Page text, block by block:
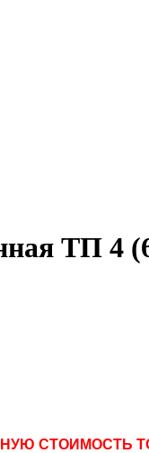
ТП 4
СТОИМОСТЬ